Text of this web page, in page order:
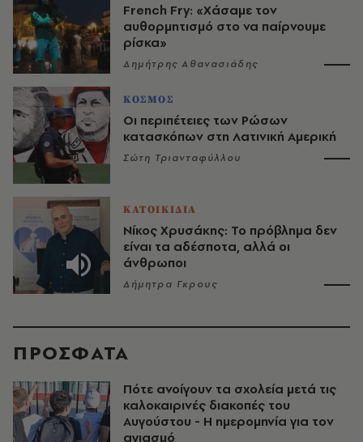
French Fry: «Χάσαμε τον
αυθορμητισμό στο να παίρνουμε
ρίσκα»
Δημήτρης Αθανασιάδης
ΚΟΣΜΟΣ
Οι περιπέτειες των Ρώσων
κατασκόπων στη Λατινική Αμερική
Σώτη Τριανταφύλλου
ΚΑΤΟΙΚΙΔΙΑ
Νίκος Χρυσάκης: Το πρόβλημα δεν
είναι τα αδέσποτα, αλλά οι
άνθρωποι
Δήμητρα Γκρους
ΠΡΟΣΦΑΤΑ
Πότε ανοίγουν τα σχολεία μετά τις
καλοκαιρινές διακοπές του
Αυγούστου - Η ημερομηνία για τον
αγιασμό